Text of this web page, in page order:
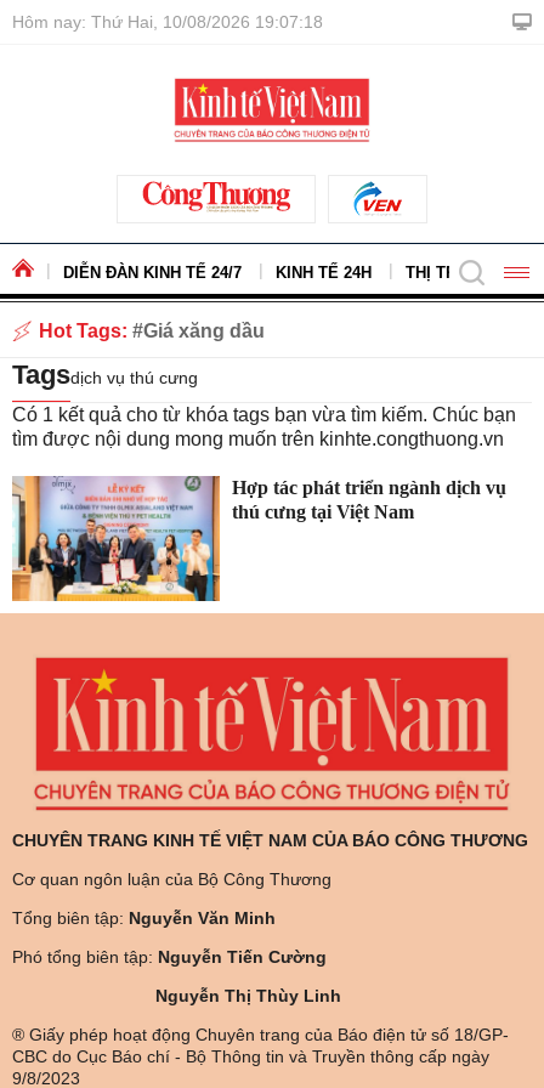
Hôm nay: Thứ Hai, 10/08/2026 19:07:19
DIỄN ĐÀN KINH TẾ 24/7 KINH TẾ 24H THỊ TRƯỜNG -
Hot Tags: Giá xăng dầu
Tagsdịch vụ thú cưng
Có 1 kết quả cho từ khóa tags bạn vừa tìm kiếm. Chúc bạn
tìm được nội dung mong muốn trên kinhte.congthuong.vn
Hợp tác phát triển ngành dịch vụ
thú cưng tại Việt Nam
CHUYÊN TRANG KINH TẾ VIỆT NAM CỦA BÁO CÔNG THƯƠNG
Cơ quan ngôn luận của Bộ Công Thương
Tổng biên tập: Nguyễn Văn Minh
Phó tổng biên tập: Nguyễn Tiến Cường
Nguyễn Thị Thùy Linh
® Giấy phép hoạt động Chuyên trang của Báo điện tử số 18/GP-
CBC do Cục Báo chí - Bộ Thông tin và Truyền thông cấp ngày
9/8/2023